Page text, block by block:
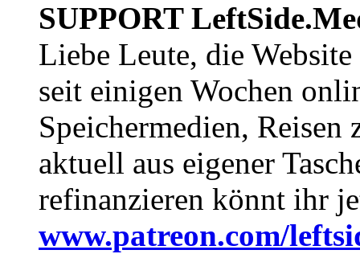
SUPPORT
Liebe Leute, die Website
seit einigen Wochen
Speichermedien, Reisen
aktuell aus eigener
refinanzieren könnt ihr
www.patreon.com/